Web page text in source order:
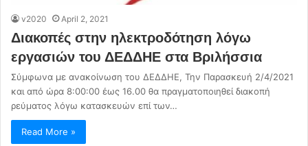
v2020 April 2, 2021
Διακοπές στην ηλεκτροδότηση λόγω
εργασιών του ΔΕΔΔΗΕ στα Βριλήσσια
Σύμφωνα με ανακοίνωση του ΔΕΔΔΗΕ, Την Παρασκευή 2/4/2021
και από ώρα 8:00:00 έως 16.00 θα πραγματοποιηθεί διακοπή
ρεύματος λόγω κατασκευών επί των…
Read More »